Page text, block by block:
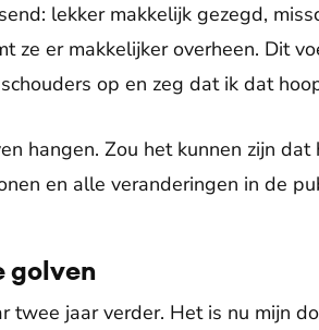
lekker makkelijk gezegd,
ze er makkelijker overheen. Dit
op en zeg dat ik dat
hangen. Zou het kunnen zijn
en alle veranderingen in de
golven
twee jaar verder. Het is nu mijn